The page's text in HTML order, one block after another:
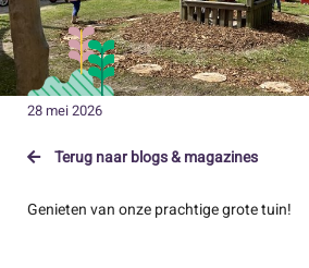
28 mei 2026
Terug naar blogs & magazines
Genieten van onze prachtige grote tuin!